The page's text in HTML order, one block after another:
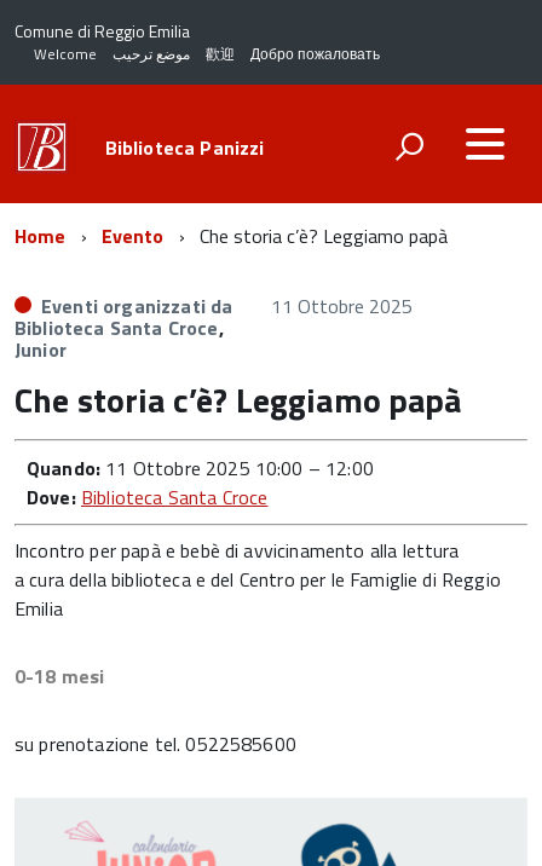
Comune di Reggio Emilia
Welcome موضع ترحيب 歡迎 Добро пожаловать
Biblioteca Panizzi
Home Evento Che storia c’è? Leggiamo papà
Eventi organizzati da
Biblioteca Santa Croce,
Junior
11 Ottobre 2025
Che storia c’è? Leggiamo papà
Quando: 11 Ottobre 2025 10:00 – 12:00
Dove: Biblioteca Santa Croce
Incontro per papà e bebè di avvicinamento alla lettura
a cura della biblioteca e del Centro per le Famiglie di Reggio
Emilia
0-18 mesi
su prenotazione tel. 0522585600